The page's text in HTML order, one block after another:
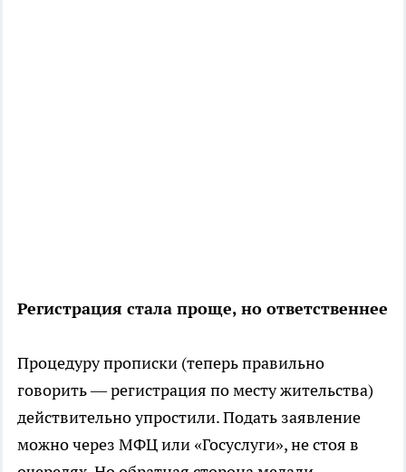
Регистрация стала проще, но ответственнее
Процедуру прописки (теперь правильно
говорить — регистрация по месту жительства)
действительно упростили. Подать заявление
можно через МФЦ или «Госуслуги», не стоя в